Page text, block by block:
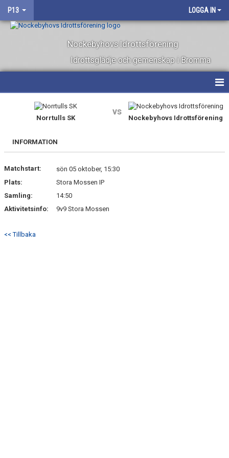
P13 LOGGA IN
Nockebyhovs Idrottsförening
Idrottsglädje och gemenskap i Bromma
KALENDER
MATCHER
DOKUMENT
KONTAKT
Norrtulls SK
vs
Nockebyhovs Idrottsförening
INFORMATION
Matchstart:
sön 05 oktober, 15:30
Plats:
Stora Mossen IP
Samling:
14:50
Aktivitetsinfo:
9v9 Stora Mossen
<< Tillbaka